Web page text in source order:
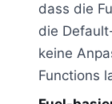
dass die
die
keine
Functions